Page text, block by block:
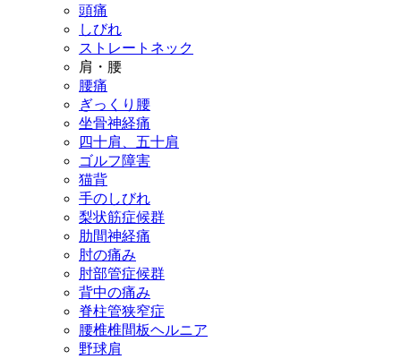
骨盤矯正
産後骨盤矯正
酸素カプセル
肩こり腰痛プログラム
肩の治療
腰痛の治療
姿勢矯正
頭痛
しびれ
ストレートネック
肩・腰
腰痛
ぎっくり腰
坐骨神経痛
四十肩、五十肩
ゴルフ障害
猫背
手のしびれ
梨状筋症候群
肋間神経痛
肘の痛み
肘部管症候群
背中の痛み
脊柱管狭窄症
腰椎椎間板ヘルニア
野球肩